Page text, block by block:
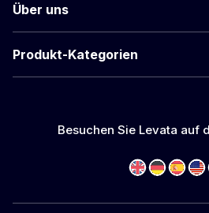
Über uns
Produkt-Kategorien
Besuchen Sie Levata auf